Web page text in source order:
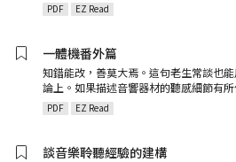
PDF EZ Read
一體機番外篇
知錯能改，善莫大焉。這句老生常談也
論上。如果描述音響器材的聽感細節有
PDF EZ Read
談音樂聆聽經驗的建構